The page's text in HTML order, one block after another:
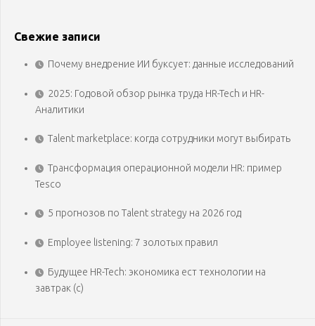
Свежие записи
Почему внедрение ИИ буксует: данные исследований
2025: Годовой обзор рынка труда HR-Tech и HR-
Аналитики
Talent marketplace: когда сотрудники могут выбирать
Трансформация операционной модели HR: пример
Tesco
5 прогнозов по Talent strategy на 2026 год
Employee listening: 7 золотых правил
Будущее HR-Tech: экономика ест технологии на
завтрак (с)